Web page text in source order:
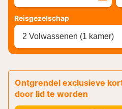
Reisgezelschap
2 Volwassenen (1 kamer)
Ontgrendel exclusieve
door lid te worden